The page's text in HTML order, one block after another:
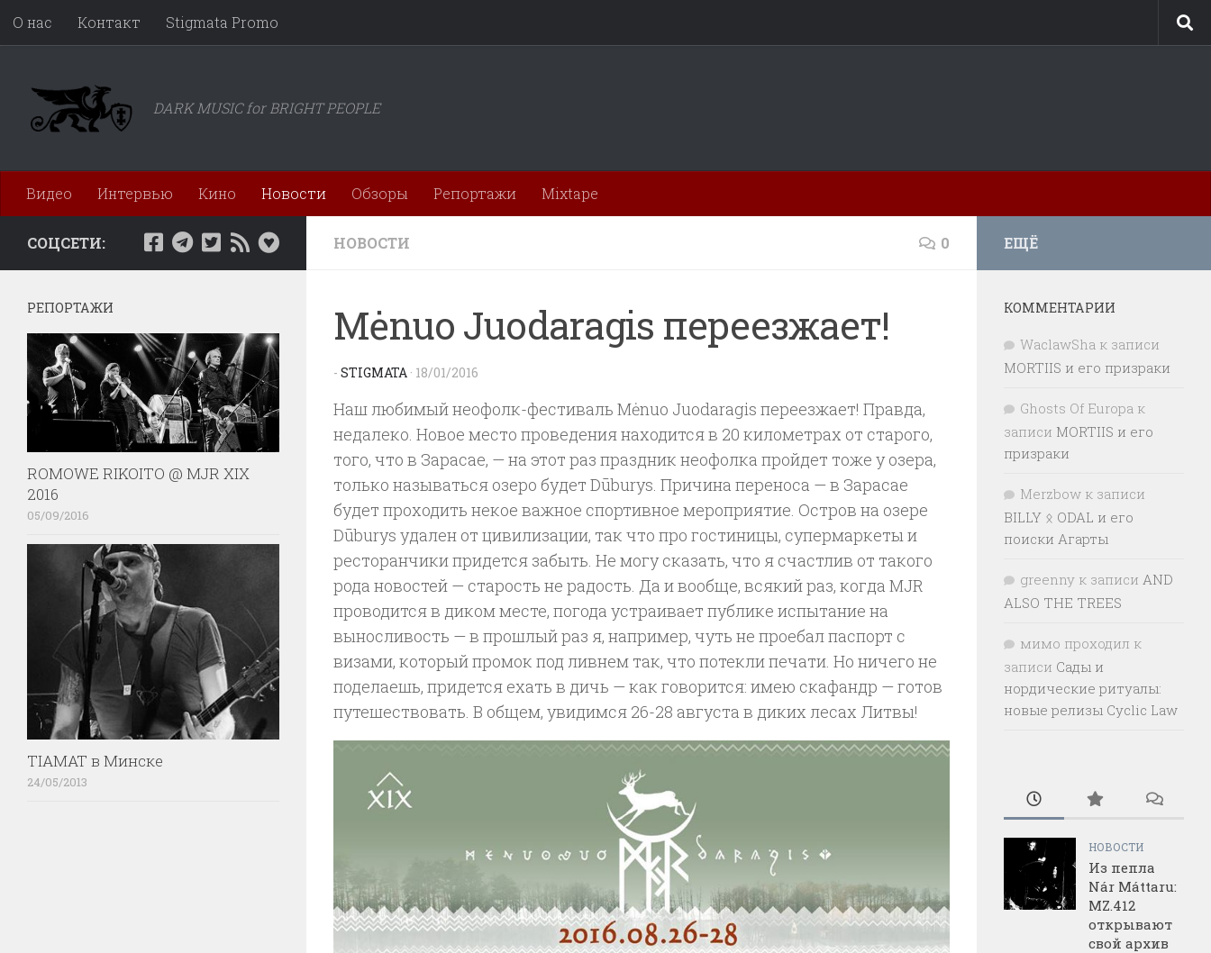
Перейти к содержимому
О нас Контакт Stigmata Promo
DARK MUSIC for BRIGHT PEOPLE
Видео Интервью Кино Новости Обзоры Репортажи Mixtape
НОВОСТИ 0
Mėnuo Juodaragis переезжает!
- STIGMATA · 18/01/2016
Наш любимый неофолк-фестиваль Mėnuo Juodaragis переезжает! Правда,
недалеко. Новое место проведения находится в 20 километрах от старого,
того, что в Зарасае, — на этот раз праздник неофолка пройдет тоже у озера,
только называться озеро будет Dūburys. Причина переноса — в Зарасае
будет проходить некое важное спортивное мероприятие. Остров на озере
Dūburys удален от цивилизации, так что про гостиницы, супермаркеты и
ресторанчики придется забыть. Не могу сказать, что я счастлив от такого
рода новостей — старость не радость. Да и вообще, всякий раз, когда MJR
проводится в диком месте, погода устраивает публике испытание на
выносливость — в прошлый раз я, например, чуть не проебал паспорт с
визами, который промок под ливнем так, что потекли печати. Но ничего не
поделаешь, придется ехать в дичь — как говорится: имею скафандр — готов
путешествовать. В общем, увидимся 26-28 августа в диких лесах Литвы!
СОЦСЕТИ:
РЕПОРТАЖИ
ROMOWE RIKOITO @ MJR XIX
2016
05/09/2016
TIAMAT в Минске
24/05/2013
ЕЩЁ
КОММЕНТАРИИ
WaclawSha к записи
MORTIIS и его призраки
Ghosts Of Europa к
записи MORTIIS и его
призраки
Merzbow к записи
BILLY ᛟ ODAL и его
поиски Агарты
greenny к записи AND
ALSO THE TREES
мимо проходил к
записи Сады и
нордические ритуалы:
новые релизы Cyclic Law
НОВОСТИ
Из пепла
Nár Máttaru:
MZ.412
открывают
свой архив